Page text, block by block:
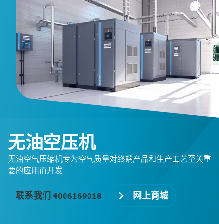
无油空压机
无油空气压缩机专为空气质量对终端产品和生产工艺至关重
要的应用而开发
联系我们 4006169018 网上商城